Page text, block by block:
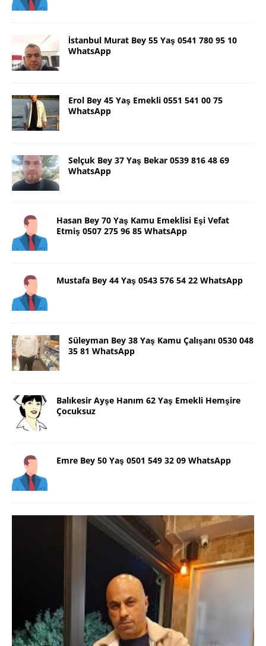
İstanbul Murat Bey 55 Yaş 0541 780 95 10
WhatsApp
Erol Bey 45 Yaş Emekli 0551 541 00 75
WhatsApp
Selçuk Bey 37 Yaş Bekar 0539 816 48 69
WhatsApp
Hasan Bey 70 Yaş Kamu Emeklisi Eşi Vefat
Etmiş 0507 275 96 85 WhatsApp
Mustafa Bey 44 Yaş 0543 576 54 22 WhatsApp
Süleyman Bey 38 Yaş Kamu Çalışanı 0530 048
35 81 WhatsApp
Balıkesir Ayşe Hanım 62 Yaş Emekli Hemşire
Çocuksuz
Emre Bey 50 Yaş 0501 549 32 09 WhatsApp
Danimarka Mustafa Bey 45 Yaş +45
42 48 17 28 WhatsApp
Lütfen Danimarka dışı aramasın. Selam ben
Danimarka’dan Mustafa 45 yaşında, 1.88 boyunda,
98 kiloda, Kumral, ayrılmış bir beyim. Alkol yok.
Sigara var. Maddi sıkıntım yok. [İLAN DETAYLARI>]